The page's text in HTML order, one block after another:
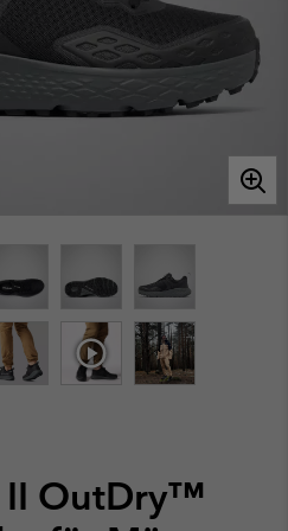
II OutDry™